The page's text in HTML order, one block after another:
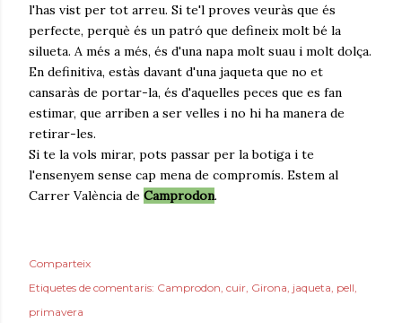
l'has vist per tot arreu. Si te'l proves veuràs que és
perfecte, perquè és un patró que defineix molt bé la
silueta. A més a més, és d'una napa molt suau i molt dolça.
En definitiva, estàs davant d'una jaqueta que no et
cansaràs de portar-la, és d'aquelles peces que es fan
estimar, que arriben a ser velles i no hi ha manera de
retirar-les.
Si te la vols mirar, pots passar per la botiga i te
l'ensenyem sense cap mena de compromís. Estem al
Carrer València de Camprodon.
Comparteix
Etiquetes de comentaris: Camprodon cuir Girona jaqueta pell
primavera